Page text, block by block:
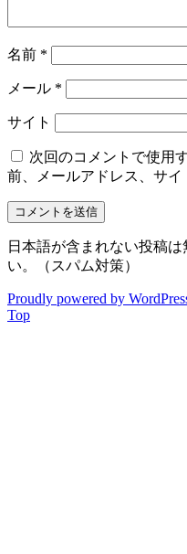
名前 *
メール *
サイト
次回のコメントで使用
前、メールアドレス、サイ
日本語が含まれない投稿
い。（スパム対策）
Proudly powered by
Top